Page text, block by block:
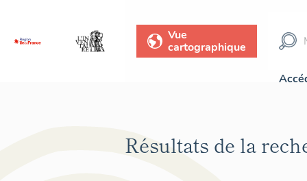
Vue
cartographique
Résultats de la